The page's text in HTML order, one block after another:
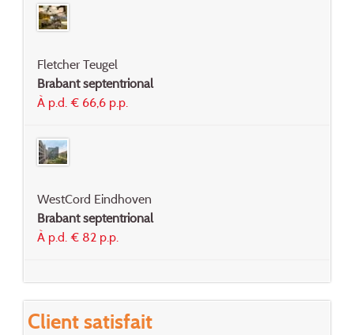
Fletcher Teugel
Brabant septentrional
À p.d. € 66,6 p.p.
WestCord Eindhoven
Brabant septentrional
À p.d. € 82 p.p.
Client satisfait